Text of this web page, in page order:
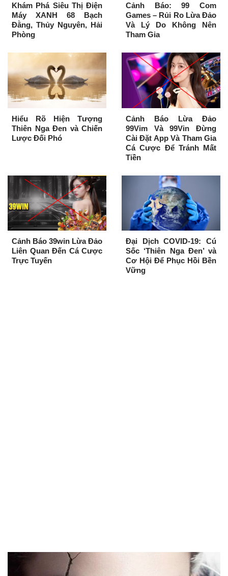
Khám Phá Siêu Thị Điện
Máy XANH 68 Bạch
Đằng, Thủy Nguyên, Hải
Phòng
Cảnh Báo: 99 Com
Games – Rủi Ro Lừa Đảo
Và Lý Do Không Nên
Tham Gia
Hiểu Rõ Hiện Tượng
Thiên Nga Đen và Chiến
Lược Đối Phó
Cảnh Báo Lừa Đảo
99Vim Và 99Vin Đừng
Cài Đặt App Và Tham Gia
Cá Cược Để Tránh Mất
Tiền
Cảnh Báo 39win Lừa Đảo
Liên Quan Đến Cá Cược
Trực Tuyến
Đại Dịch COVID-19: Cú
Sốc ‘Thiên Nga Đen’ và
Cơ Hội Để Phục Hồi Bền
Vững